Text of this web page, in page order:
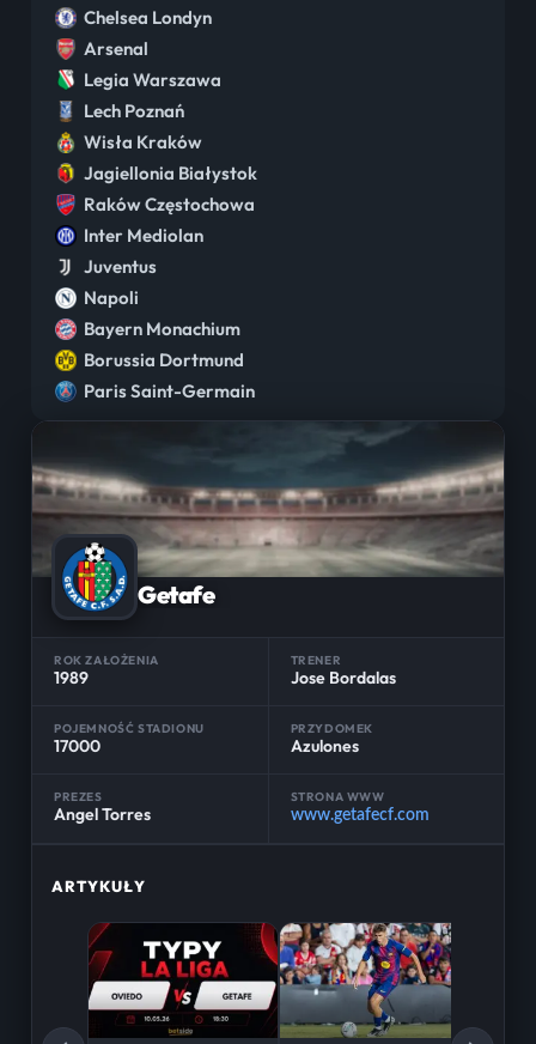
Chelsea Londyn
Arsenal
Legia Warszawa
Lech Poznań
Wisła Kraków
Jagiellonia Białystok
Raków Częstochowa
Inter Mediolan
Juventus
Napoli
Bayern Monachium
Borussia Dortmund
Paris Saint-Germain
Getafe
ROK ZAŁOŻENIA
1989
TRENER
Jose Bordalas
POJEMNOŚĆ STADIONU
17000
PRZYDOMEK
Azulones
PREZES
Angel Torres
STRONA WWW
www.getafecf.com
ARTYKUŁY